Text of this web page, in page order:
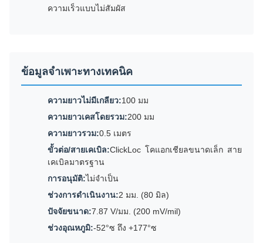
ความเร็วแบบไม่สัมผัส
ข้อมูลจำเพาะทางเทคนิค
ความยาวไม่มีเกลียว:100 มม
ความยาวเคสโดยรวม:200 มม
ความยาวรวม:0.5 เมตร
ขั้วต่อ/สายเคเบิล:ClickLoc โคแอกเชียลขนาดเล็ก สาย
เคเบิลมาตรฐาน
การอนุมัติ:ไม่จำเป็น
ช่วงการดำเนินงาน:2 มม. (80 มิล)
ปัจจัยขนาด:7.87 V/มม. (200 mV/mil)
ช่วงอุณหภูมิ:-52°ซ ถึง +177°ซ